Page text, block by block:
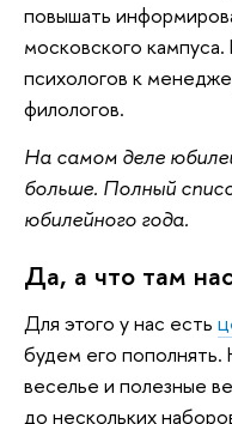
повышать
московского
психологов к
филологов.
На самом деле
больше. Полный
юбилейного года.
Да, а что там
Для этого у нас есть
будем его пополнять.
веселье и полезные
до нескольких